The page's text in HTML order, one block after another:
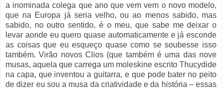
a inominada colega que ano que vem vem o novo modelo,
que na Europa já seria velho, ou ao menos sabido, mas
sabido, no outro sentido, é o meu, que sabe me deixar o
levar aonde eu quero quase automaticamente e já esconde
as coisas que eu esqueço quase como se soubesse isso
também. Virão novos Clios (que também é uma das nove
musas, aquela que carrega um moleskine escrito Thucydide
na capa, que inventou a guitarra, e que pode bater no peito
de dizer eu sou a musa da criatividade e da história – essas